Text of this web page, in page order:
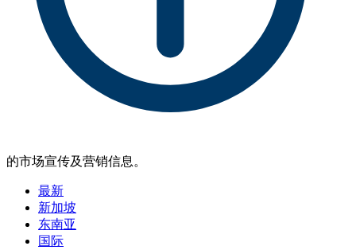
的市场宣传及营销信息。
最新
新加坡
东南亚
国际